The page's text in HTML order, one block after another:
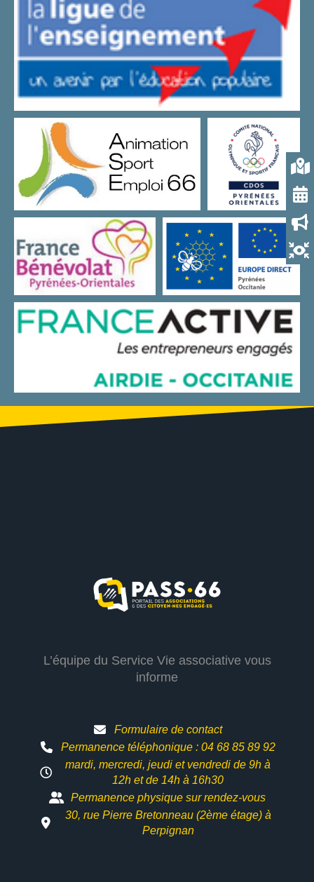
L’équipe du Service Vie associative vous
informe
Formulaire de contact
Permanence téléphonique : 04 68 85 89 92
mardi, mercredi, jeudi et vendredi de 9h à
12h etde 14h à 16h30
Permanence physique sur rendez-vous
30, rue Pierre Bretonneau (2ème étage) à
Perpignan